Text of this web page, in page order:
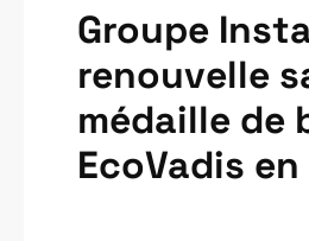
Groupe
renouvelle
médaille de
EcoVadis